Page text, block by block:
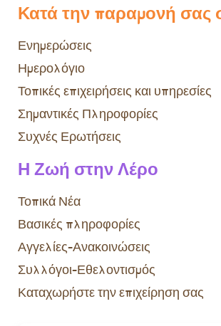
Κατά την παραμονή σας
Ενημερώσεις
Ημερολόγιο
Τοπικές επιχειρήσεις και υπηρεσίες
Σημαντικές Πληροφορίες
Συχνές Ερωτήσεις
Η Ζωή στην Λέρο
Τοπικά Νέα
Βασικές πληροφορίες
Αγγελίες-Ανακοινώσεις
Συλλόγοι-Εθελοντισμός
Καταχωρήστε την επιχείρηση σας